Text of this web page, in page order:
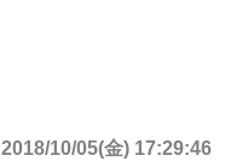
2018/10/05(金) 17:29:46